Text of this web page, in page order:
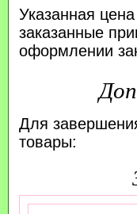
Указанная
заказанные
оформлении
Для
товары: